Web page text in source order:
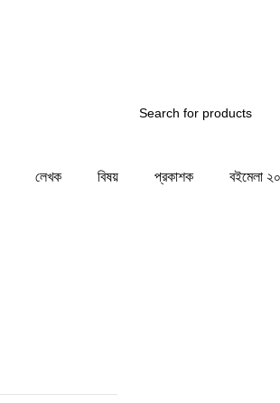
লেখক বিষয় প্রকাশক বইমেলা